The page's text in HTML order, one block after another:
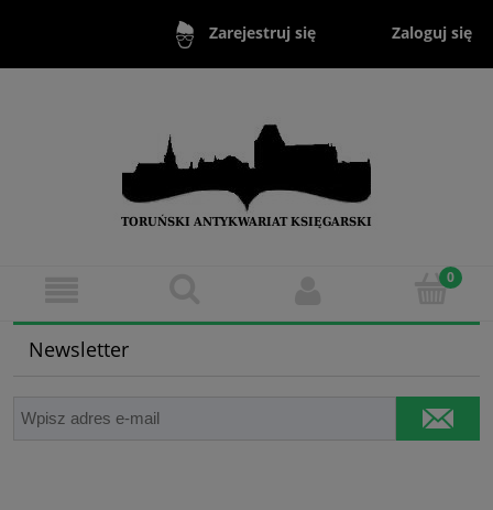
Zarejestruj się Zaloguj się
Newsletter